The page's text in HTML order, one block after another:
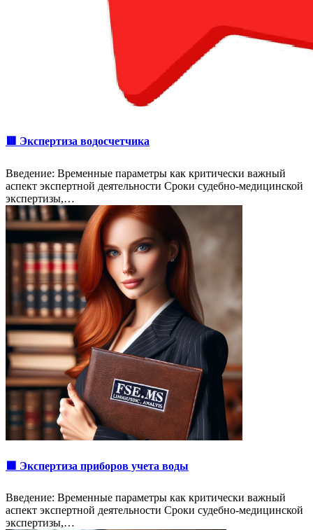
🟥 Экспертиза водосчетчика
Введение: Временные параметры как критически важный
аспект экспертной деятельности Сроки судебно-медицинской
экспертизы,…
🟩 Экспертиза приборов учета воды
Введение: Временные параметры как критически важный
аспект экспертной деятельности Сроки судебно-медицинской
экспертизы,…